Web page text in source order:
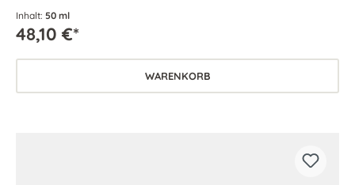
Inhalt: 50 ml
48,10 €*
WARENKORB